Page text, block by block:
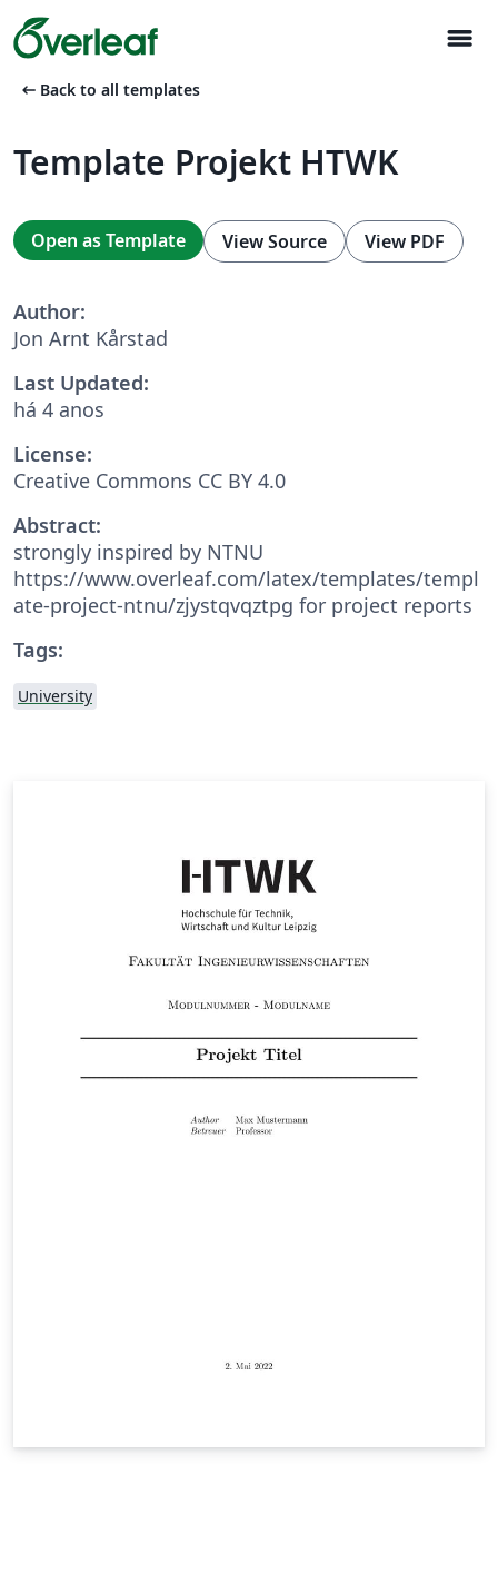
menu
arrow_left_alt Back to all templates
Template Projekt HTWK
Open as Template View Source View PDF
Author:
Jon Arnt Kårstad
Last Updated:
há 4 anos
License:
Creative Commons CC BY 4.0
Abstract:
strongly inspired by NTNU
https://www.overleaf.com/latex/templates/templ
ate-project-ntnu/zjystqvqztpg for project reports
Tags:
University